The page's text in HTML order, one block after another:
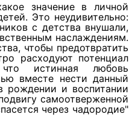
значение в личной
Это неудивительно:
с детства внушали,
наслаждениям.
чтобы предотвратить
расходуют потенциал
истинная любовь
вместе нести данный
рождении и воспитании
самоотверженной
через чадородие"